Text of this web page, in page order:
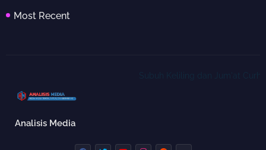
Most Recent
Analisis Media